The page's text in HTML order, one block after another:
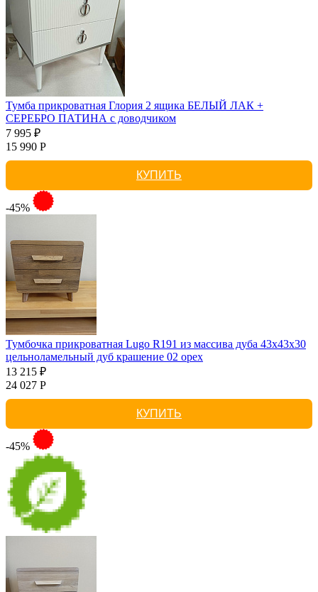
Тумба прикроватная Глория 2 ящика БЕЛЫЙ ЛАК +
СЕРЕБРО ПАТИНА с доводчиком
7 995 ₽
15 990 Р
КУПИТЬ
-45%
Тумбочка прикроватная Lugo R191 из массива дуба 43х43х30
цельноламельный дуб крашение 02 орех
13 215 ₽
24 027 Р
КУПИТЬ
-45%